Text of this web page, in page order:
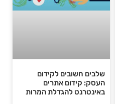
שלבים חשובים לקידום
העסק: קידום אתרים
באינטרנט להגדלת המרות